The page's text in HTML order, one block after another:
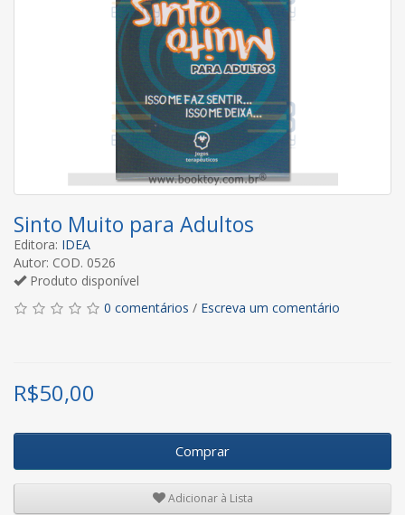
Sinto Muito para Adultos
Editora: IDEA
Autor: COD. 0526
Produto disponível
0 comentários / Escreva um comentário
R$50,00
Comprar
Adicionar à Lista